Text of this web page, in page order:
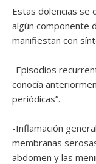
Estas dolencias se
algún componente
manifiestan con
-Episodios
conocía
periódicas”.
-Inflamación
membranas
abdomen y las